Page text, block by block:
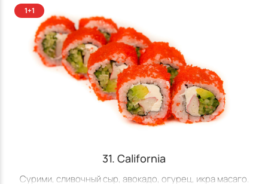
31. California
Сурими, сливочный сыр, авокадо, огурец, икра масаго.